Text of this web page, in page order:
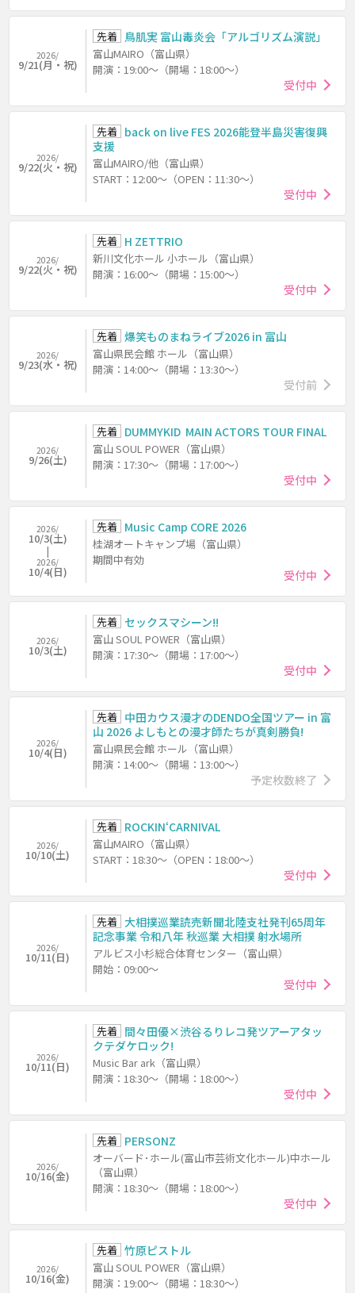
2026/
9/21(月・祝)
先着 鳥肌実 富山毒炎会「アルゴリズム演説」
富山MAIRO（富山県）
開演：19:00～（開場：18:00～）
受付中
2026/
9/22(火・祝)
先着 back on live FES 2026能登半島災害復興
支援
富山MAIRO/他（富山県）
START：12:00～（OPEN：11:30～）
受付中
2026/
9/22(火・祝)
先着 H ZETTRIO
新川文化ホール 小ホール（富山県）
開演：16:00～（開場：15:00～）
受付中
2026/
9/23(水・祝)
先着 爆笑ものまねライブ2026 in 富山
富山県民会館 ホール（富山県）
開演：14:00～（開場：13:30～）
受付前
2026/
9/26(土)
先着 DUMMYKID MAIN ACTORS TOUR FINAL
富山 SOUL POWER（富山県）
開演：17:30～（開場：17:00～）
受付中
2026/
10/3(土)
2026/
10/4(日)
先着 Music Camp CORE 2026
桂湖オートキャンプ場（富山県）
期間中有効
受付中
2026/
10/3(土)
先着 セックスマシーン!!
富山 SOUL POWER（富山県）
開演：17:30～（開場：17:00～）
受付中
2026/
10/4(日)
先着 中田カウス漫才のDENDO全国ツアー in 富
山 2026 よしもとの漫才師たちが真剣勝負!
富山県民会館 ホール（富山県）
開演：14:00～（開場：13:00～）
予定枚数終了
2026/
10/10(土)
先着 ROCKIN‘CARNIVAL
富山MAIRO（富山県）
START：18:30～（OPEN：18:00～）
受付中
2026/
10/11(日)
先着 大相撲巡業読売新聞北陸支社発刊65周年
記念事業 令和八年 秋巡業 大相撲 射水場所
アルビス小杉総合体育センター（富山県）
開始：09:00～
受付中
2026/
10/11(日)
先着 間々田優×渋谷るりレコ発ツアーアタッ
クテダケロック!
Music Bar ark（富山県）
開演：18:30～（開場：18:00～）
受付中
2026/
10/16(金)
先着 PERSONZ
オーバード･ホール(富山市芸術文化ホール)中ホール
（富山県）
開演：18:30～（開場：18:00～）
受付中
2026/
10/16(金)
先着 竹原ピストル
富山 SOUL POWER（富山県）
開演：19:00～（開場：18:30～）